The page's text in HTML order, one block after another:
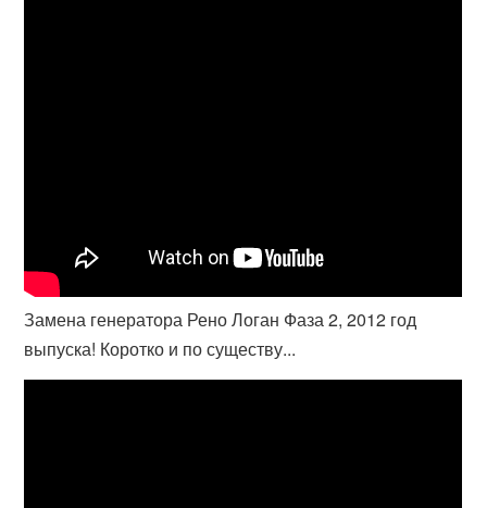
Замена генератора Рено Логан Фаза 2, 2012 год
выпуска! Коротко и по существу...